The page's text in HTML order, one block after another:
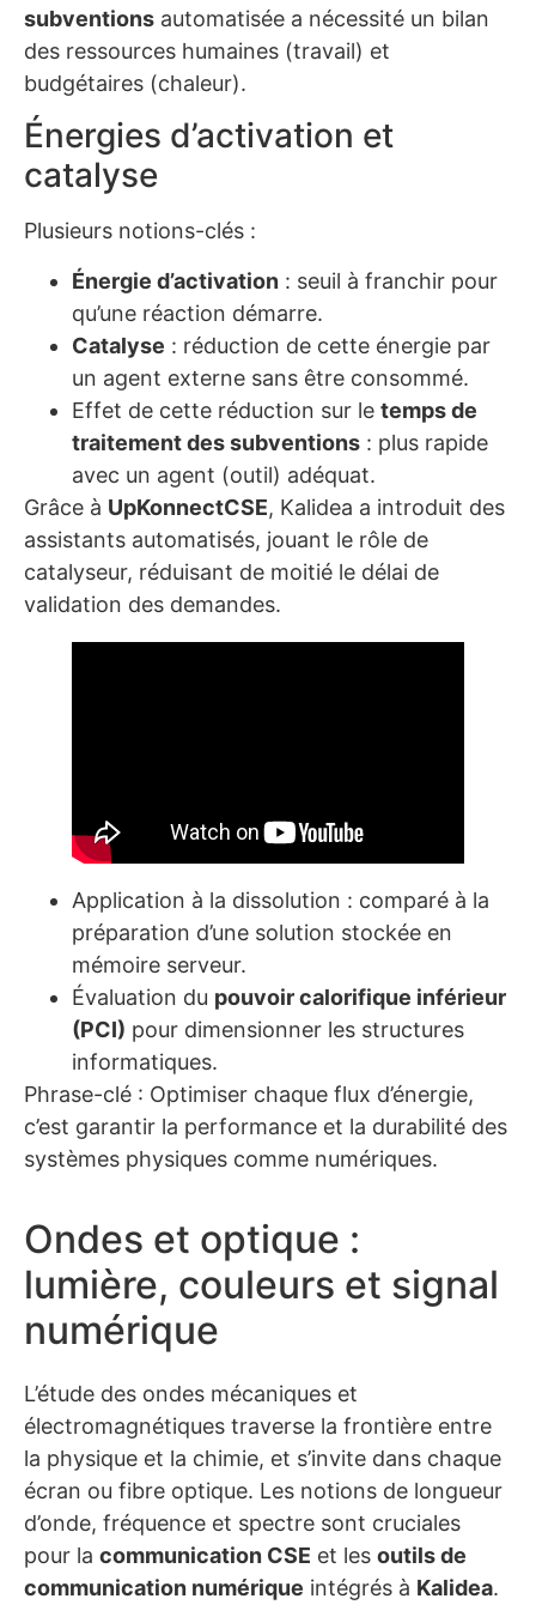
subventions automatisée a nécessité un bilan
des ressources humaines (travail) et
budgétaires (chaleur).
Énergies d’activation et
catalyse
Plusieurs notions-clés :
Énergie d’activation : seuil à franchir pour
qu’une réaction démarre.
Catalyse : réduction de cette énergie par
un agent externe sans être consommé.
Effet de cette réduction sur le temps de
traitement des subventions : plus rapide
avec un agent (outil) adéquat.
Grâce à UpKonnectCSE, Kalidea a introduit des
assistants automatisés, jouant le rôle de
catalyseur, réduisant de moitié le délai de
validation des demandes.
Application à la dissolution : comparé à la
préparation d’une solution stockée en
mémoire serveur.
Évaluation du pouvoir calorifique inférieur
(PCI) pour dimensionner les structures
informatiques.
Phrase-clé : Optimiser chaque flux d’énergie,
c’est garantir la performance et la durabilité des
systèmes physiques comme numériques.
Ondes et optique :
lumière, couleurs et signal
numérique
L’étude des ondes mécaniques et
électromagnétiques traverse la frontière entre
la physique et la chimie, et s’invite dans chaque
écran ou fibre optique. Les notions de longueur
d’onde, fréquence et spectre sont cruciales
pour la communication CSE et les outils de
communication numérique intégrés à Kalidea.